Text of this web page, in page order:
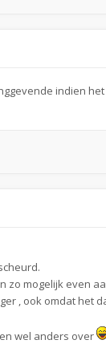
indien
zo mogelijk even
, ook omdat het
wel anders over